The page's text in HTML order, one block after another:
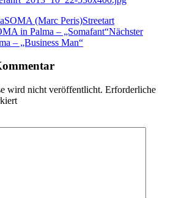
SOMA (Marc Peris)Streetart
in Palma – „Somafant“Nächster
– „Business Man“
wird nicht veröffentlicht. Erforderliche